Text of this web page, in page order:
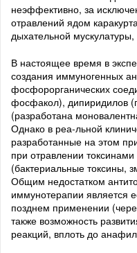
неэффективно, за
отравлений ядом
дыхательной
В настоящее время в
создания иммуногенных
фосфорорганических
фосфакол), дипиридилов
(разработана
Однако в реа-льной
разработанные на этом
при отравлении
(бактериальные токсины,
Общим недостатком
иммунотерапии является
позднем применении
также возможность
реакций, вплоть до